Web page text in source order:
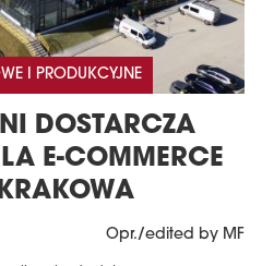
I PRODUKCYJNE
DOSTARCZA
E-COMMERCE
Opr./edited by MF